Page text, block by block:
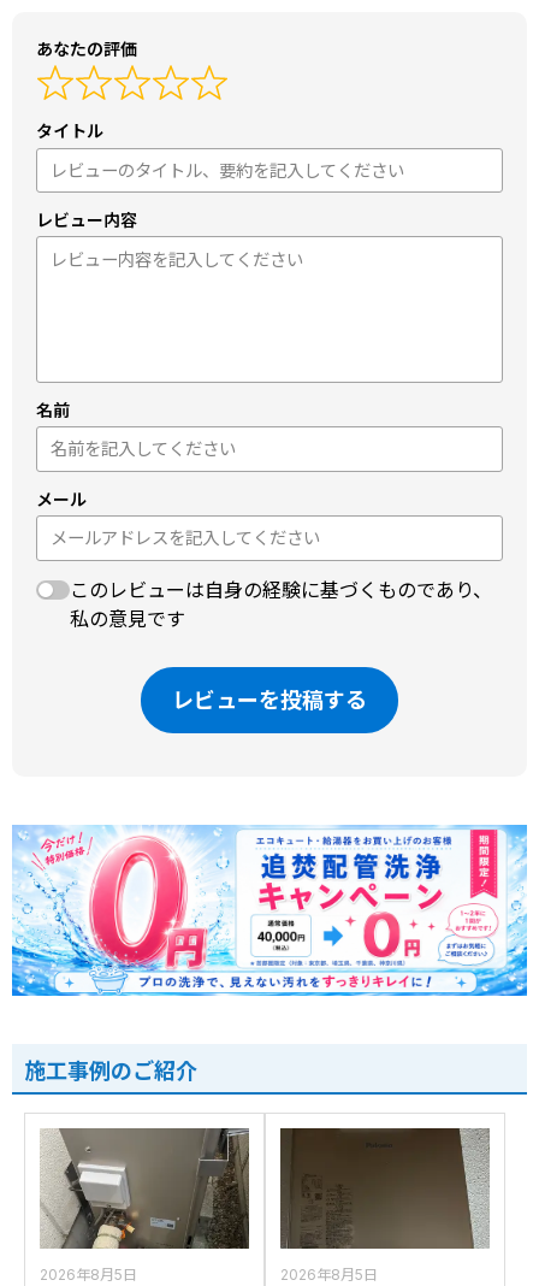
あなたの評価
タイトル
レビュー内容
名前
メール
このレビューは自身の経験に基づくものであり、
私の意見です
レビューを投稿する
施工事例のご紹介
2026年8月5日
2026年8月5日